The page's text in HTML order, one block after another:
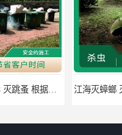
江海灭蟑螂 灭蚊虫 节省客户时间